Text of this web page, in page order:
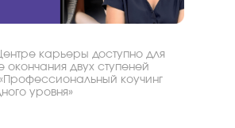
карьеры доступно для
окончания двух ступеней
коучинг
уровня»